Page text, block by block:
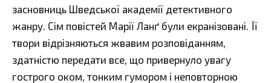
засновниць Шведської академії детективного
жанру. Сім повістей Марії Ланґ були екранізовані. Її
твори відрізняються жвавим розповіданням,
здатністю передати все, що привернуло увагу
гострого оком, тонким гумором і неповторною